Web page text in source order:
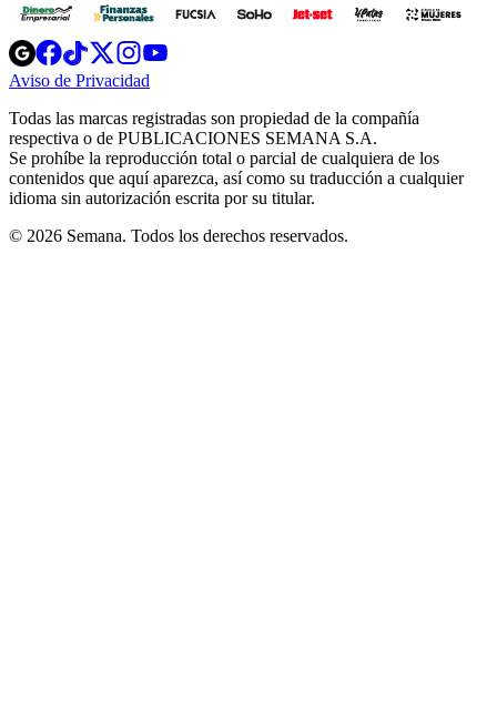
Opens
in
new
Opens
in
new
Opens
in
new
window
Opens
new
windowwindow
Aviso de Privacidad
new
window
Todas las marcas registradas son propiedad de la compañía
respectiva o de PUBLICACIONES SEMANA S.A.
Se prohíbe la reproducción total o parcial de cualquiera de los
contenidos que aquí aparezca, así como su traducción a cualquier
idioma sin autorización escrita por su titular.
© 2026 Semana. Todos los derechos reservados.